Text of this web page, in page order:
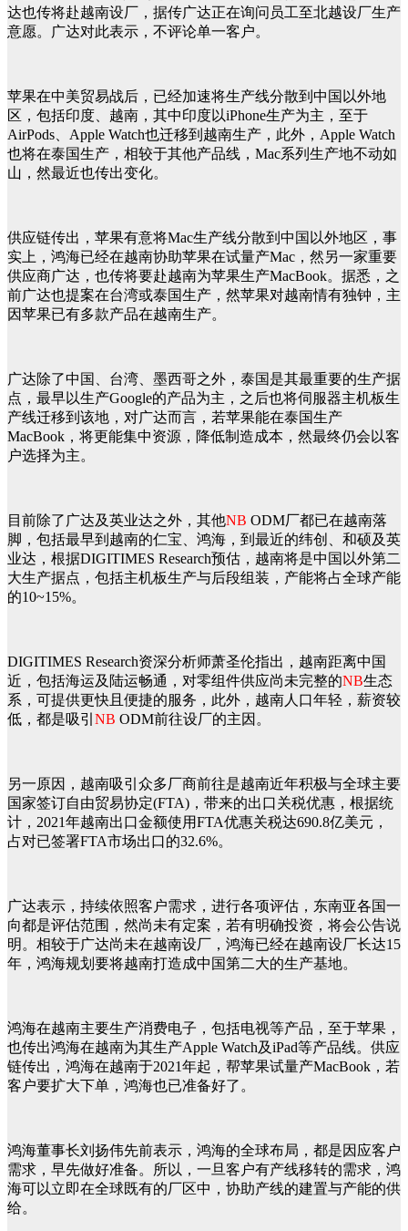
达也传将赴越南设厂，据传广达正在询问员工至北越设厂生产
意愿。广达对此表示，不评论单一客户。
苹果在中美贸易战后，已经加速将生产线分散到中国以外地
区，包括印度、越南，其中印度以iPhone生产为主，至于
AirPods、Apple Watch也迁移到越南生产，此外，Apple Watch
也将在泰国生产，相较于其他产品线，Mac系列生产地不动如
山，然最近也传出变化。
供应链传出，苹果有意将Mac生产线分散到中国以外地区，事
实上，鸿海已经在越南协助苹果在试量产Mac，然另一家重要
供应商广达，也传将要赴越南为苹果生产MacBook。据悉，之
前广达也提案在台湾或泰国生产，然苹果对越南情有独钟，主
因苹果已有多款产品在越南生产。
广达除了中国、台湾、墨西哥之外，泰国是其最重要的生产据
点，最早以生产Google的产品为主，之后也将伺服器主机板生
产线迁移到该地，对广达而言，若苹果能在泰国生产
MacBook，将更能集中资源，降低制造成本，然最终仍会以客
户选择为主。
目前除了广达及英业达之外，其他NB ODM厂都已在越南落
脚，包括最早到越南的仁宝、鸿海，到最近的纬创、和硕及英
业达，根据DIGITIMES Research预估，越南将是中国以外第二
大生产据点，包括主机板生产与后段组装，产能将占全球产能
的10~15%。
DIGITIMES Research资深分析师萧圣伦指出，越南距离中国
近，包括海运及陆运畅通，对零组件供应尚未完整的NB生态
系，可提供更快且便捷的服务，此外，越南人口年轻，薪资较
低，都是吸引 NB ODM前往设厂的主因。
另一原因，越南吸引众多厂商前往是越南近年积极与全球主要
国家签订自由贸易协定(FTA)，带来的出口关税优惠，根据统
计，2021年越南出口金额使用FTA优惠关税达690.8亿美元，
占对已签署FTA市场出口的32.6%。
广达表示，持续依照客户需求，进行各项评估，东南亚各国一
向都是评估范围，然尚未有定案，若有明确投资，将会公告说
明。相较于广达尚未在越南设厂，鸿海已经在越南设厂长达15
年，鸿海规划要将越南打造成中国第二大的生产基地。
鸿海在越南主要生产消费电子，包括电视等产品，至于苹果，
也传出鸿海在越南为其生产Apple Watch及iPad等产品线。供应
链传出，鸿海在越南于2021年起，帮苹果试量产MacBook，若
客户要扩大下单，鸿海也已准备好了。
鸿海董事长刘扬伟先前表示，鸿海的全球布局，都是因应客户
需求，早先做好准备。所以，一旦客户有产线移转的需求，鸿
海可以立即在全球既有的厂区中，协助产线的建置与产能的供
给。